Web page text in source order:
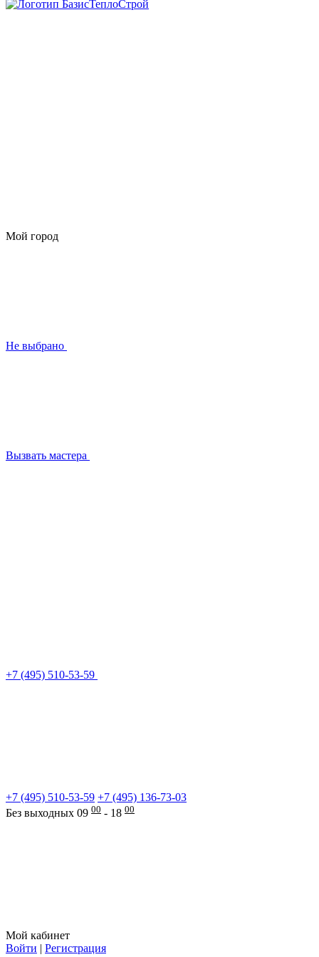
Мой город
Не выбрано
Вызвать мастера
+7 (495) 510-53-59
+7 (495) 510-53-59 +7 (495) 136-73-03
Без выходных 09 00 - 18 00
Мой кабинет
Войти | Регистрация